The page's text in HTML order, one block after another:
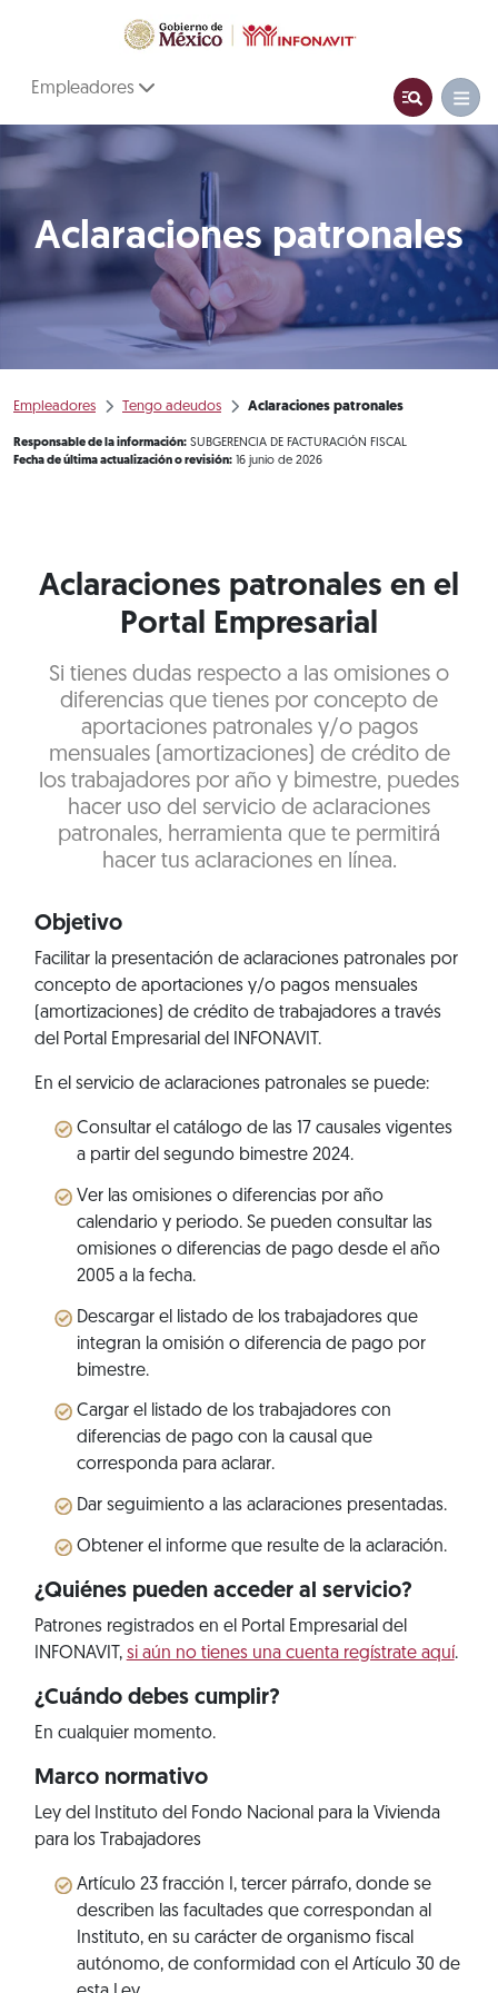
Empleadores
Aclaraciones patronales
Empleadores Tengo adeudos Aclaraciones patronales
Responsable de la información: SUBGERENCIA DE FACTURACIÓN FISCAL
Fecha de última actualización o revisión: 16 junio de 2026
Aclaraciones patronales en el
Portal Empresarial
Si tienes dudas respecto a las omisiones o
diferencias que tienes por concepto de
aportaciones patronales y/o pagos
mensuales (amortizaciones) de crédito de
los trabajadores por año y bimestre, puedes
hacer uso del servicio de aclaraciones
patronales, herramienta que te permitirá
hacer tus aclaraciones en línea.
Objetivo
Facilitar la presentación de aclaraciones patronales por
concepto de aportaciones y/o pagos mensuales
(amortizaciones) de crédito de trabajadores a través
del Portal Empresarial del INFONAVIT.
En el servicio de aclaraciones patronales se puede:
Consultar el catálogo de las 17 causales vigentes
a partir del segundo bimestre 2024.
Ver las omisiones o diferencias por año
calendario y periodo. Se pueden consultar las
omisiones o diferencias de pago desde el año
2005 a la fecha.
Descargar el listado de los trabajadores que
integran la omisión o diferencia de pago por
bimestre.
Cargar el listado de los trabajadores con
diferencias de pago con la causal que
corresponda para aclarar.
Dar seguimiento a las aclaraciones presentadas.
Obtener el informe que resulte de la aclaración.
¿Quiénes pueden acceder al servicio?
Patrones registrados en el Portal Empresarial del
INFONAVIT, si aún no tienes una cuenta regístrate aquí.
¿Cuándo debes cumplir?
En cualquier momento.
Marco normativo
Ley del Instituto del Fondo Nacional para la Vivienda
para los Trabajadores
Artículo 23 fracción I, tercer párrafo, donde se
describen las facultades que correspondan al
Instituto, en su carácter de organismo fiscal
autónomo, de conformidad con el Artículo 30 de